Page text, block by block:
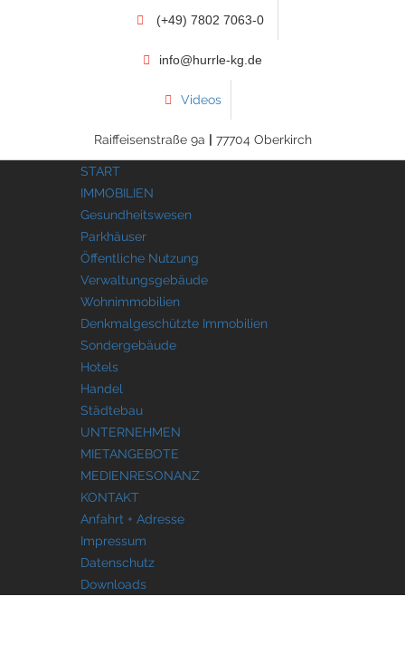
(+49) 7802 7063-0
info@hurrle-kg.de
Videos
Raiffeisenstraße 9a | 77704 Oberkirch
START
IMMOBILIEN
Gesundheitswesen
Parkhäuser
Öffentliche Nutzung
Verwaltungsgebäude
Wohnimmobilien
Denkmalgeschützte Immobilien
Sondergebäude
Hotels
Handel
Städtebau
UNTERNEHMEN
MIETANGEBOTE
MEDIENRESONANZ
KONTAKT
Anfahrt + Adresse
Impressum
Datenschutz
Downloads